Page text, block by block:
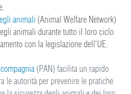
animali (Animal Welfare Network)
animali durante tutto il loro ciclo
con la legislazione dell'UE.
(PAN) facilita un rapido
le autorità per prevenire le pratiche